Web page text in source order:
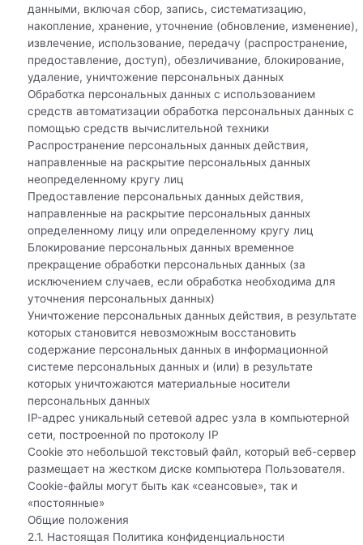
данными, включая сбор, запись, систематизацию,
накопление, хранение, уточнение (обновление, изменение),
извлечение, использование, передачу (распространение,
предоставление, доступ), обезличивание, блокирование,
удаление, уничтожение персональных данных
Обработка персональных данных с использованием
средств автоматизации обработка персональных данных с
помощью средств вычислительной техники
Распространение персональных данных действия,
направленные на раскрытие персональных данных
неопределенному кругу лиц
Предоставление персональных данных действия,
направленные на раскрытие персональных данных
определенному лицу или определенному кругу лиц
Блокирование персональных данных временное
прекращение обработки персональных данных (за
исключением случаев, если обработка необходима для
уточнения персональных данных)
Уничтожение персональных данных действия, в результате
которых становится невозможным восстановить
содержание персональных данных в информационной
системе персональных данных и (или) в результате
которых уничтожаются материальные носители
персональных данных
IP-адрес уникальный сетевой адрес узла в компьютерной
сети, построенной по протоколу IP
Cookie это небольшой текстовый файл, который веб-сервер
размещает на жестком диске компьютера Пользователя.
Сookie-файлы могут быть как «сеансовые», так и
«постоянные»
Общие положения
2.1. Настоящая Политика конфиденциальности